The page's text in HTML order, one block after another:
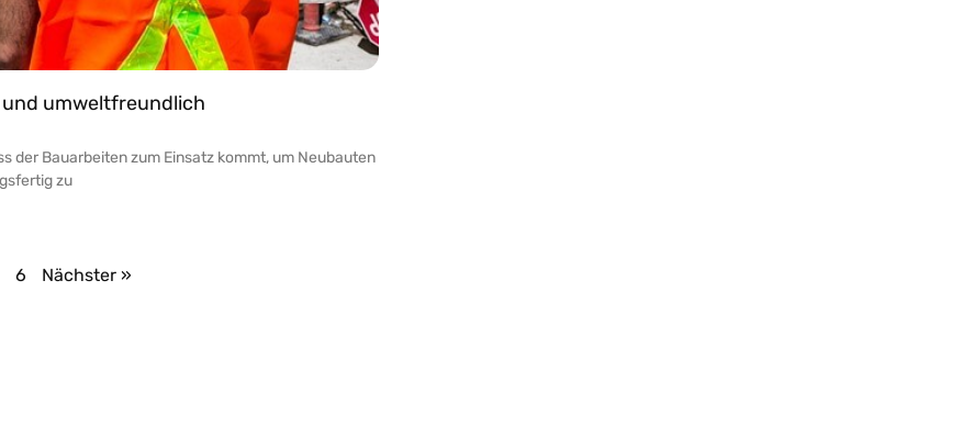
umweltfreundlich
der Bauarbeiten zum Einsatz kommt, um Neubauten
zu
6 Nächster »